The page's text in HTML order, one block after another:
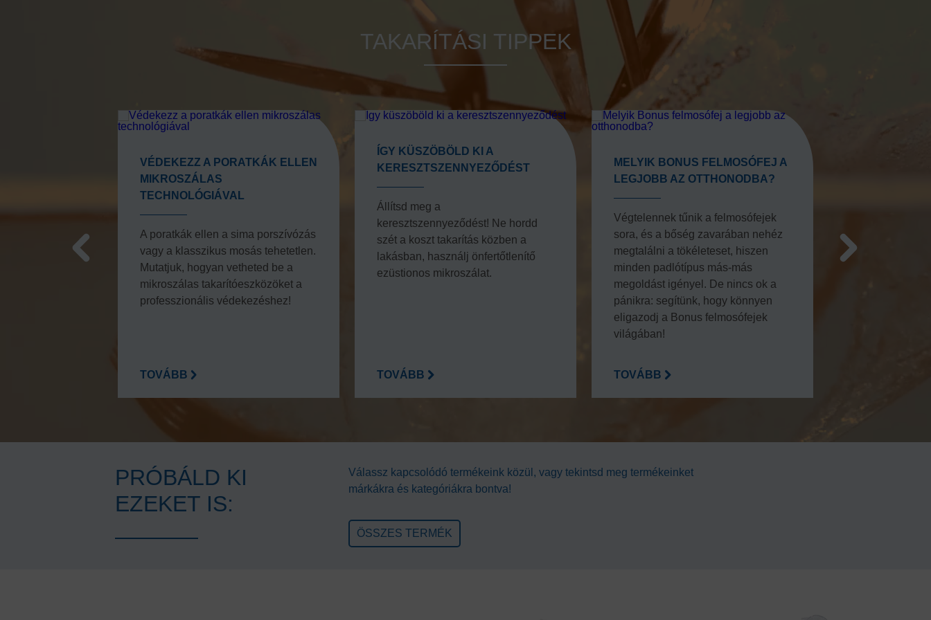
TAKARÍTÁSI TIPPEK
VÉDEKEZZ A PORATKÁK ELLEN
MIKROSZÁLAS
TECHNOLÓGIÁVAL
A poratkák ellen a sima porszívózás
vagy a klasszikus mosás tehetetlen.
Mutatjuk, hogyan vetheted be a
mikroszálas takarítóeszközöket a
professzionális védekezéshez!
TOVÁBB
ÍGY KÜSZÖBÖLD KI A
KERESZTSZENNYEZŐDÉST
Állítsd meg a
keresztszennyeződést! Ne hordd
szét a koszt takarítás közben a
lakásban, használj önfertőtlenítő
ezüstionos mikroszálat.
TOVÁBB
MELYIK BONUS FELMOSÓFEJ A
LEGJOBB AZ OTTHONODBA?
Végtelennek tűnik a felmosófejek
sora, és a bőség zavarában nehéz
megtalálni a tökéleteset, hiszen
minden padlótípus más-más
megoldást igényel. De nincs ok a
pánikra: segítünk, hogy könnyen
eligazodj a Bonus felmosófejek
világában!
TOVÁBB
igényel. Ami a
PRÓBÁLD KI
EZEKET IS:
Válassz kapcsolódó termékeink közül, vagy tekintsd meg termékeinket
márkákra és kategóriákra bontva!
ÖSSZES TERMÉK